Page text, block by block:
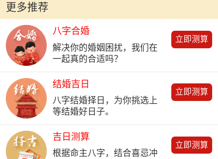
更多推荐
八字合婚
解决你的婚姻困扰，我们在
一起真的合适吗？
立即测算
结婚吉日
八字结婚择日，为你挑选上
等结婚好日子。
立即测算
吉日测算
根据命主八字，结合喜忌冲
立即测算